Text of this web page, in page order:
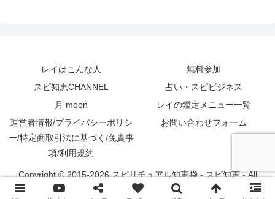
レイはこんな人
無料参加
スピ知恵CHANNEL
占い・スピビジネス
月 moon
レイの鑑定メニュー一覧
運営者情報/プライバシーポリシ
ー/特定商取引法に基づく/免責事
項/利用規約
お問い合わせフォーム
Copyright © 2015-2026 スピリチュアル知恵袋 - スピ知恵 - All
Rights Reserved.